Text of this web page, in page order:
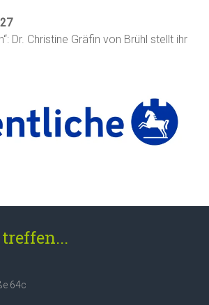
Dr. Christine Gräfin von Brühl stellt ihr
64c